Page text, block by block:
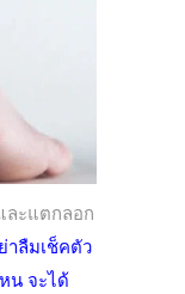
ละแตกลอก
ลืมเช็คตัว
น จะได้